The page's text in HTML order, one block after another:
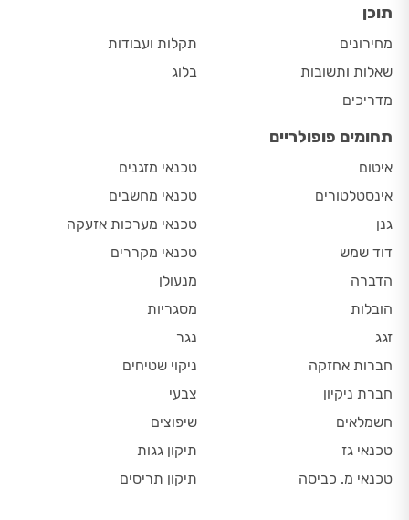
תוכן
מחירונים
שאלות ותשובות
מדריכים
תקלות ועבודות
בלוג
תחומים פופולריים
איטום
אינסטלטורים
גנן
דוד שמש
הדברה
הובלות
זגג
חברות אחזקה
חברת ניקיון
חשמלאים
טכנאי גז
טכנאי מ. כביסה
טכנאי מזגנים
טכנאי מחשבים
טכנאי מערכות אזעקה
טכנאי מקררים
מנעולן
מסגריות
נגר
ניקוי שטיחים
צבעי
שיפוצים
תיקון גגות
תיקון תריסים